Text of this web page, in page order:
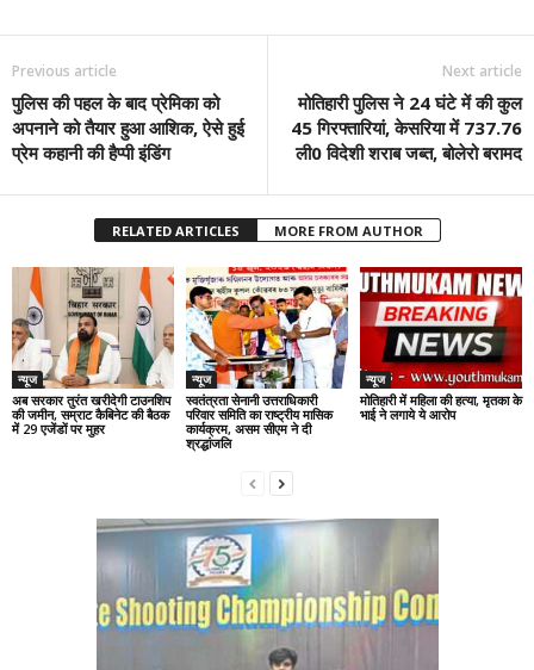
Previous article
पुलिस की पहल के बाद प्रेमिका को
अपनाने को तैयार हुआ आशिक, ऐसे हुई
प्रेम कहानी की हैप्पी इंडिंग
Next article
मोतिहारी पुलिस ने 24 घंटे में की कुल
45 गिरफ्तारियां, केसरिया में 737.76
ली0 विदेशी शराब जब्त, बोलेरो बरामद
RELATED ARTICLES MORE FROM AUTHOR
न्यूज
अब सरकार तुरंत खरीदेगी टाउनशिप
की जमीन, सम्राट कैबिनेट की बैठक
में 29 एजेंडों पर मुहर
न्यूज
स्वतंत्रता सेनानी उत्तराधिकारी
परिवार समिति का राष्ट्रीय मासिक
कार्यक्रम, असम सीएम ने दी
श्रद्धांजलि
न्यूज
मोतिहारी में महिला की हत्या, मृतका के
भाई ने लगाये ये आरोप